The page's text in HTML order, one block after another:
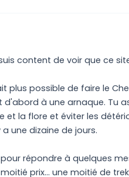
content de voir que ce
plus possible de faire le
à une arnaque. Tu
la flore et éviter les
une dizaine de jours.
répondre à quelques
prix... une moitié de